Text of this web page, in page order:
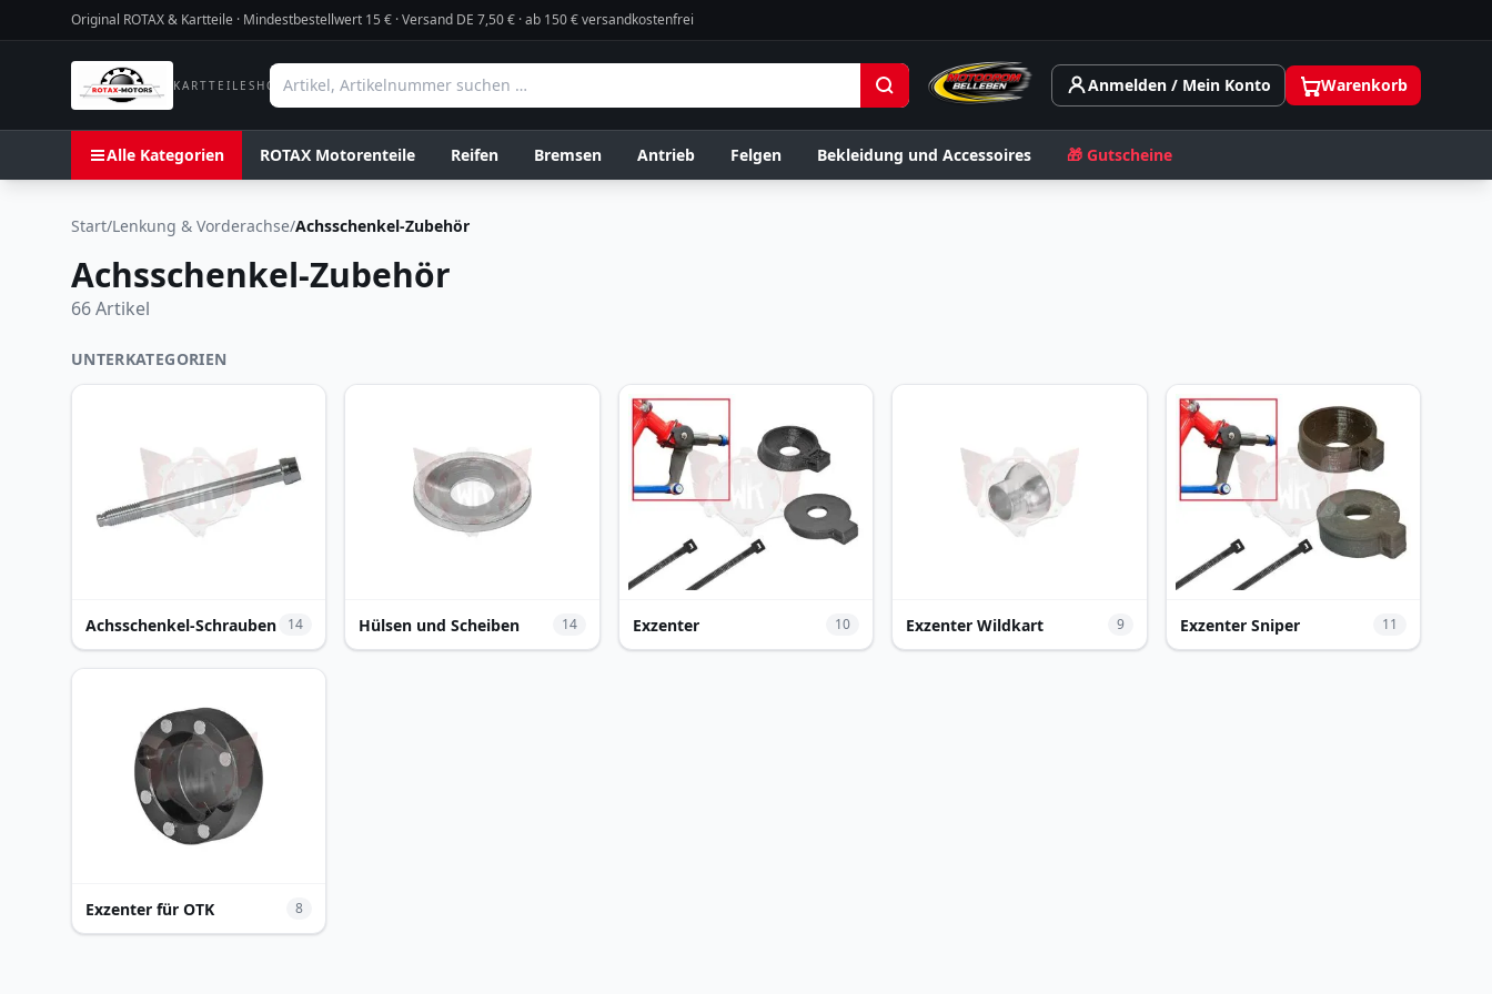
Original ROTAX & Kartteile · Mindestbestellwert 15 € · Versand DE 7,50 € · ab 150 € versandkostenfrei
KARTTEILESHOP Anmelden / Mein Konto Warenkorb
Alle Kategorien ROTAX Motorenteile Reifen Bremsen Antrieb Felgen Bekleidung und Accessoires 🎁 Gutscheine
Start/Lenkung & Vorderachse/Achsschenkel-Zubehör
Achsschenkel-Zubehör
66Artikel
UNTERKATEGORIEN
Achsschenkel-Schrauben 14 Hülsen und Scheiben 14 Exzenter 10 Exzenter Wildkart 9 Exzenter Sniper 11
Exzenter für OTK 8